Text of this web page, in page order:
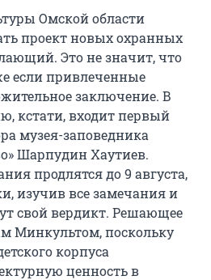
Омской области
проект новых охранных
Это не значит, что
если привлеченные
заключение. В
кстати, входит первый
музея-заповедника
Шарпудин Хаутиев.
продлятся до 9 августа,
изучив все замечания и
свой вердикт. Решающее
Минкультом, поскольку
корпуса
ценность в